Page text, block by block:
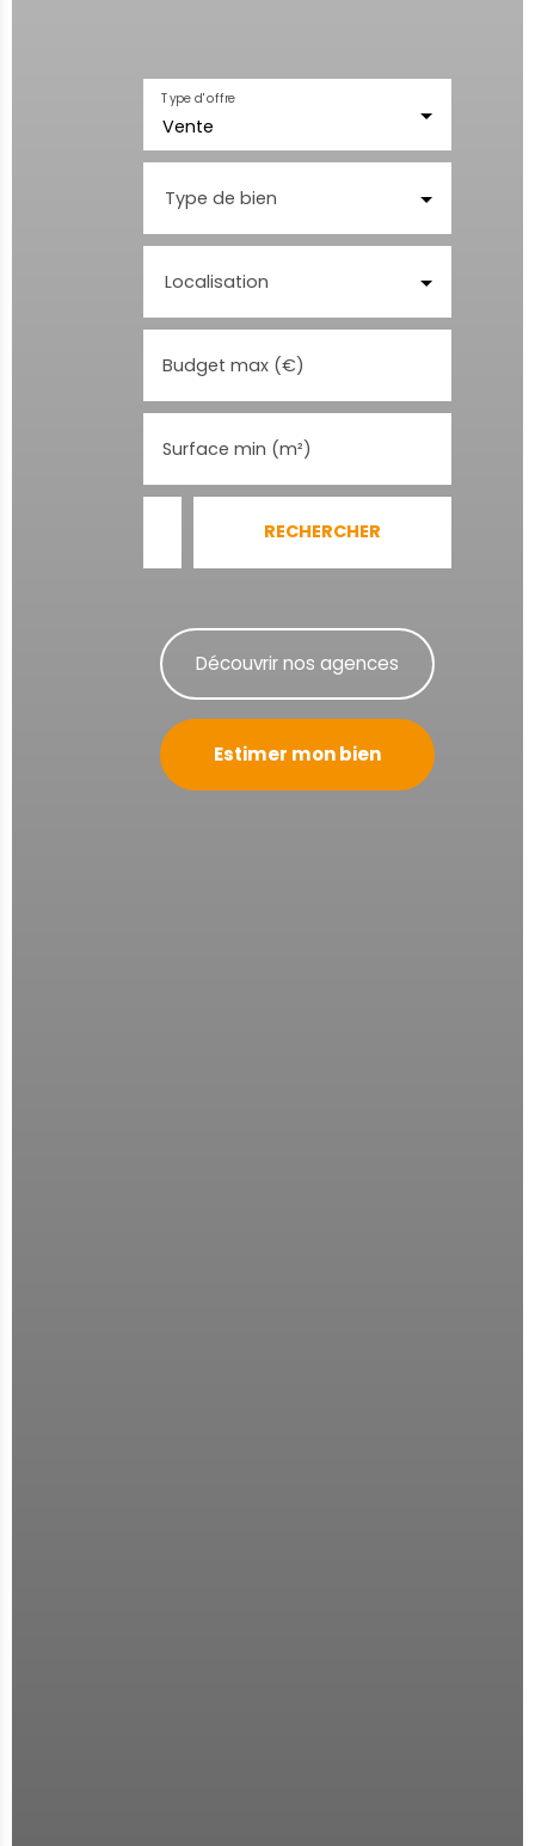
Vente
Type d'offre
Type de bien
Localisation
Budget max (€)
Surface min (m²)
RECHERCHER
Découvrir nos agences
Estimer mon bien